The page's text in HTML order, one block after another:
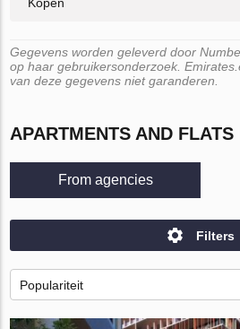
Gegevens worden geleverd door
op haar gebruikersonderzoek.
van deze gegevens niet garanderen.
APARTMENTS AND
From agencies
Filters
Populariteit